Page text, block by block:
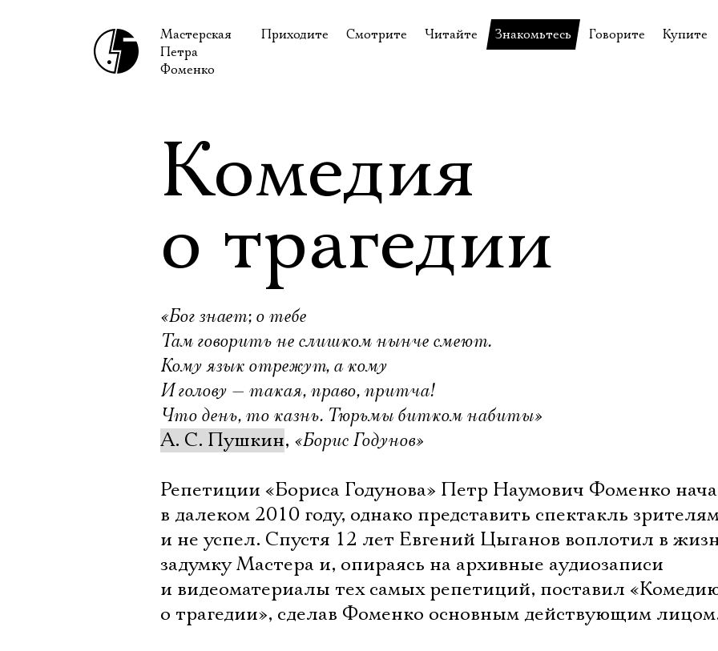
Мастерская
Петра
Фоменко
Приходите
Правила посещения
Смотрите
Внеклассные чтения
Читайте
Архив проектов
Библиотека Гумилёва
Официальные документы
Знакомьтесь
Сотрудники
Говорите
Купите
Комедия
о трагедии
«Бог знает; о тебе
Там говорить не слишком нынче смеют.
Кому язык отрежут, а кому
И голову — такая, право, притча!
Что день, то казнь. Тюрьмы битком набиты»
А. С. Пушкин, «Борис Годунов»
Репетиции «Бориса Годунова» Петр Наумович Фоменко
в далеком 2010 году, однако представить спектакль
и не успел. Спустя 12 лет Евгений Цыганов воплотил в
задумку Мастера и, опираясь на архивные аудиозаписи
и видеоматериалы тех самых репетиций, поставил
о трагедии», сделав Фоменко основным действующим